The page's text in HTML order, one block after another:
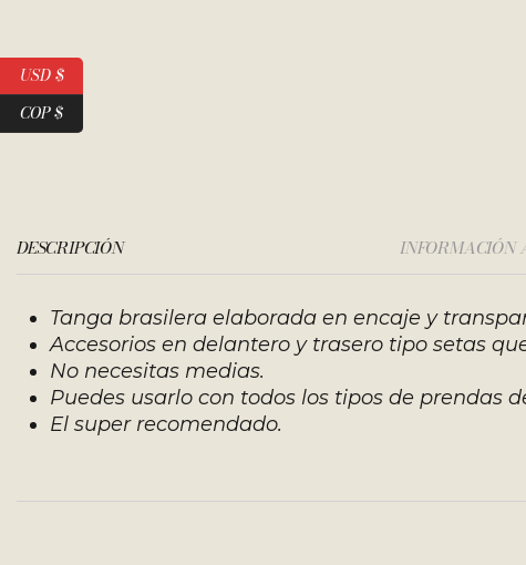
DESCRIPCIÓN INFORMACIÓN
Tanga brasilera elaborada en encaje y
Accesorios en delantero y trasero tipo setas
No necesitas medias.
Puedes usarlo con todos los tipos de prendas
El super recomendado.
USD $
COP $